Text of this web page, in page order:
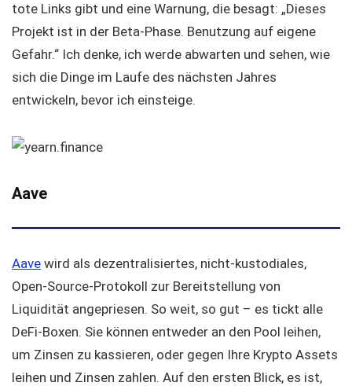
tote Links gibt und eine Warnung, die besagt: „Dieses
Projekt ist in der Beta-Phase. Benutzung auf eigene
Gefahr.“ Ich denke, ich werde abwarten und sehen, wie
sich die Dinge im Laufe des nächsten Jahres
entwickeln, bevor ich einsteige.
Aave
Aave wird als dezentralisiertes, nicht-kustodiales,
Open-Source-Protokoll zur Bereitstellung von
Liquidität angepriesen. So weit, so gut – es tickt alle
DeFi-Boxen. Sie können entweder an den Pool leihen,
um Zinsen zu kassieren, oder gegen Ihre Krypto Assets
leihen und Zinsen zahlen. Auf den ersten Blick, es ist,